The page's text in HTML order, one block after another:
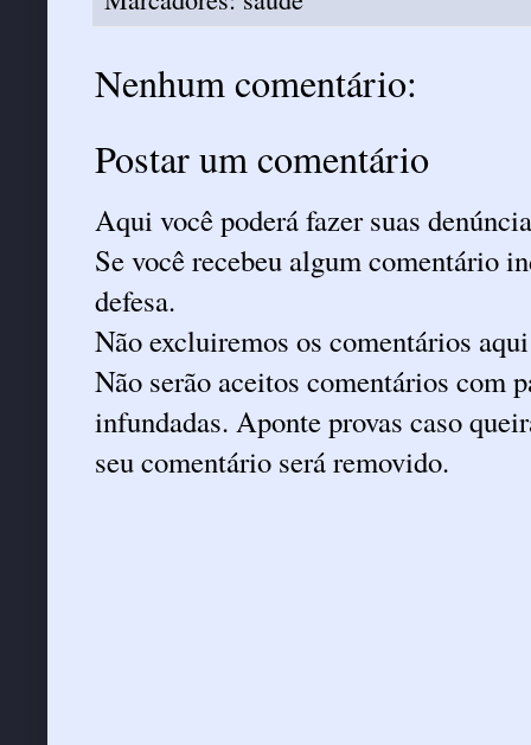
Nenhum comentário:
Postar um comentário
Aqui você poderá fazer suas
Se você recebeu algum comentário
defesa.
Não excluiremos os comentários
Não serão aceitos comentários com
infundadas. Aponte provas caso
seu comentário será removido.